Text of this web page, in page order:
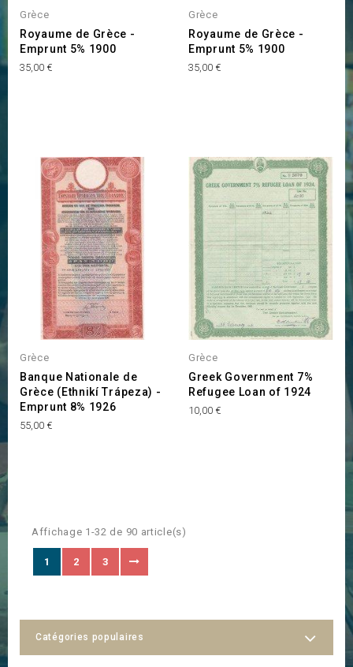
Grèce
Royaume de Grèce -
Emprunt 5% 1900
Prix
35,00 €
Grèce
Royaume de Grèce -
Emprunt 5% 1900
Prix
35,00 €
Grèce
Banque Nationale de
Grèce (Ethnikí Trápeza) -
Emprunt 8% 1926
Prix
55,00 €
Grèce
Greek Government 7%
Refugee Loan of 1924
Prix
10,00 €
Affichage 1-32 de 90 article(s)
1 2 3
Catégories populaires